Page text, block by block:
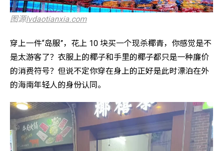
图源lvdaotianxia.com
穿上一件“岛服”，花上 10 块买一个现杀椰青，你感觉是不
是太游客了？衣服上的椰子和手里的椰子都只是一种廉价
的消费符号？但说不定你穿在身上的正好是此时漂泊在外
的海南年轻人的身份认同。